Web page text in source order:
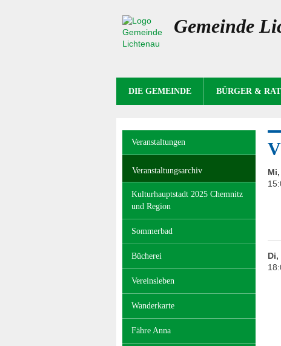
Gemeinde
NAVIGATION
DIE GEMEINDE BÜRGER &
Navigation
überspringen
Veranstaltungen
Veranstaltungsarchiv
Kulturhauptstadt 2025 Chemnitz
und Region
Sommerbad
Bücherei
Vereinsleben
Wanderkarte
Fähre Anna
Di,